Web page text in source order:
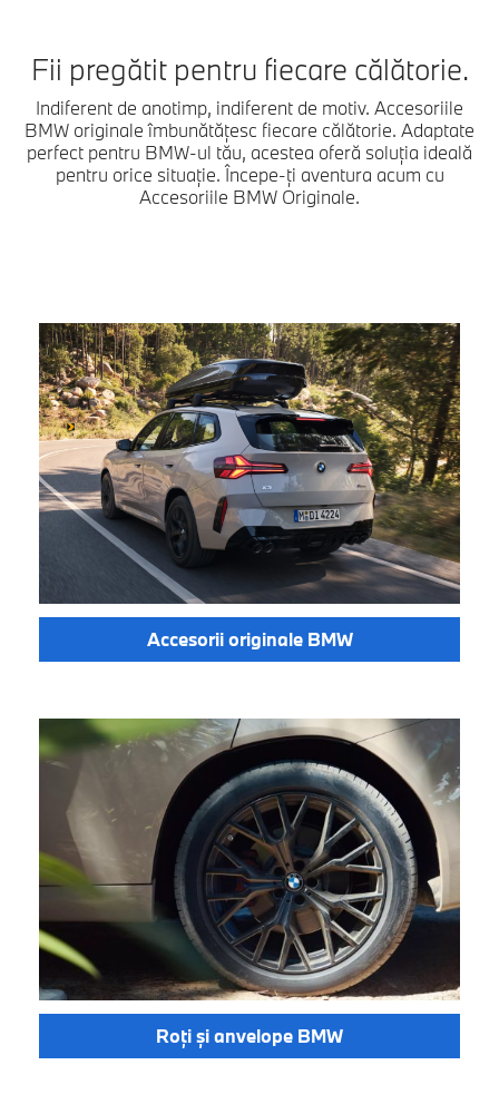
Fii pregătit pentru fiecare călătorie.
Indiferent de anotimp, indiferent de motiv. Accesoriile
BMW originale îmbunătățesc fiecare călătorie. Adaptate
perfect pentru BMW-ul tău, acestea oferă soluția ideală
pentru orice situație. Începe-ți aventura acum cu
Accesoriile BMW Originale.
Accesorii originale BMW
Roți și anvelope BMW